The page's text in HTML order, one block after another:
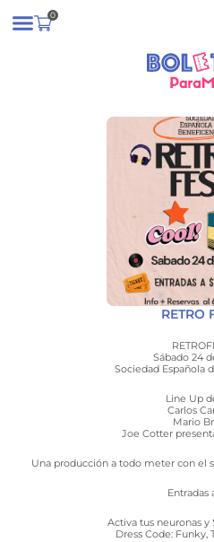
0
RETRO
Sábado 24
Sociedad Española
Line Up
Carlos
Mario
Joe Cotter
Una producción a todo meter con el
Entradas
Activa tus neuronas y
Dress Code: Funky,